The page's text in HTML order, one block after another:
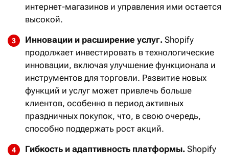
интернет-магазинов и управления ими остается
высокой.
Инновации и расширение услуг. Shopify
продолжает инвестировать в технологические
инновации, включая улучшение функционала и
инструментов для торговли. Развитие новых
функций и услуг может привлечь больше
клиентов, особенно в период активных
праздничных покупок, что, в свою очередь,
способно поддержать рост акций.
Гибкость и адаптивность платформы. Shopify